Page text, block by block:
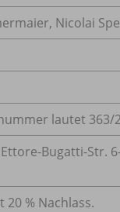
Nicolai
lautet 363/
Bugatti-Str.
% Nachlass.